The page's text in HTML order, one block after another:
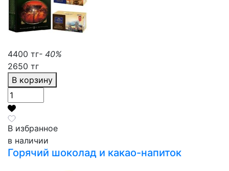
4400 тг- 40%
2650 тг
В корзину
В избранное
в наличии
Горячий шоколад и какао-напиток